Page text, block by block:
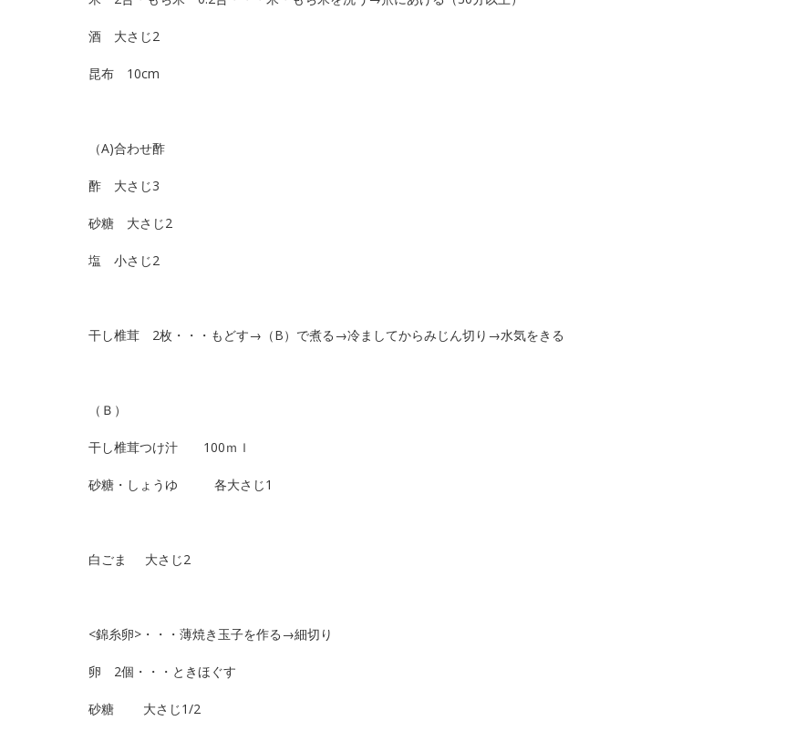
酒 大さじ2
昆布 10cm
（A)合わせ酢
酢 大さじ3
砂糖 大さじ2
塩 小さじ2
干し椎茸 2枚・・・もどす→（B）で煮る→冷ましてからみじん切り→水気をきる
（Ｂ）
干し椎茸つけ汁 100ｍｌ
砂糖・しょうゆ 各大さじ1
白ごま 大さじ2
<錦糸卵>・・・薄焼き玉子を作る→細切り
卵 2個・・・ときほぐす
砂糖 大さじ1/2